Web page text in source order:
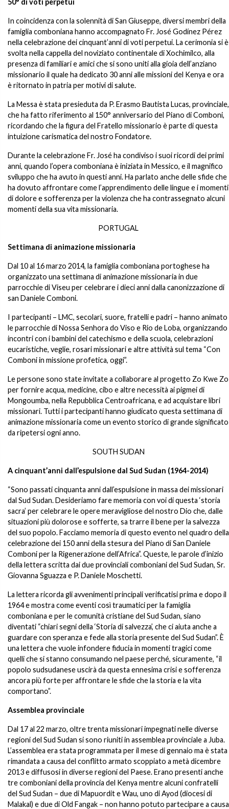
50° di voti perpetui
In coincidenza con la solennità di San Giuseppe, diversi membri della
famiglia comboniana hanno accompagnato Fr. José Godínez Pérez
nella celebrazione dei cinquant’anni di voti perpetui. La cerimonia si è
svolta nella cappella del noviziato continentale di Xochimilco, alla
presenza di familiari e amici che si sono uniti alla gioia dell’anziano
missionario il quale ha dedicato 30 anni alle missioni del Kenya e ora
è ritornato in patria per motivi di salute.
La Messa è stata presieduta da P. Erasmo Bautista Lucas, provinciale,
che ha fatto riferimento al 150° anniversario del Piano di Comboni,
ricordando che la figura del Fratello missionario è parte di questa
intuizione carismatica del nostro Fondatore.
Durante la celebrazione Fr. José ha condiviso i suoi ricordi dei primi
anni, quando l’opera comboniana è iniziata in Messico, e il magnifico
sviluppo che ha avuto in questi anni. Ha parlato anche delle sfide che
ha dovuto affrontare come l’apprendimento delle lingue e i momenti
di dolore e sofferenza per la violenza che ha contrassegnato alcuni
momenti della sua vita missionaria.
PORTUGAL
Settimana di animazione missionaria
Dal 10 al 16 marzo 2014, la famiglia comboniana portoghese ha
organizzato una settimana di animazione missionaria in due
parrocchie di Viseu per celebrare i dieci anni dalla canonizzazione di
san Daniele Comboni.
I partecipanti – LMC, secolari, suore, fratelli e padri – hanno animato
le parrocchie di Nossa Senhora do Viso e Rio de Loba, organizzando
incontri con i bambini del catechismo e della scuola, celebrazioni
eucaristiche, veglie, rosari missionari e altre attività sul tema “Con
Comboni in missione profetica, oggi”.
Le persone sono state invitate a collaborare al progetto Zo Kwe Zo
per fornire acqua, medicine, cibo e altre necessità ai pigmei di
Mongoumba, nella Repubblica Centroafricana, e ad acquistare libri
missionari. Tutti i partecipanti hanno giudicato questa settimana di
animazione missionaria come un evento storico di grande significato
da ripetersi ogni anno.
SOUTH SUDAN
A cinquant’anni dall’espulsione dal Sud Sudan (1964-2014)
“Sono passati cinquanta anni dall’espulsione in massa dei missionari
dal Sud Sudan. Desideriamo fare memoria con voi di questa ‘storia
sacra’ per celebrare le opere meravigliose del nostro Dio che, dalle
situazioni più dolorose e sofferte, sa trarre il bene per la salvezza
del suo popolo. Facciamo memoria di questo evento nel quadro della
celebrazione dei 150 anni della stesura del Piano di San Daniele
Comboni per la Rigenerazione dell’Africa”. Queste, le parole d’inizio
della lettera scritta dai due provinciali comboniani del Sud Sudan, Sr.
Giovanna Sguazza e P. Daniele Moschetti.
La lettera ricorda gli avvenimenti principali verificatisi prima e dopo il
1964 e mostra come eventi così traumatici per la famiglia
comboniana e per le comunità cristiane del Sud Sudan, siano
diventati “chiari segni della ‘Storia di salvezza’, che ci aiuta anche a
guardare con speranza e fede alla storia presente del Sud Sudan”. È
una lettera che vuole infondere fiducia in momenti tragici come
quelli che si stanno consumando nel paese perché, sicuramente, “il
popolo sudsudanese uscirà da questa ennesima crisi e sofferenza
ancora più forte per affrontare le sfide che la storia e la vita
comportano”.
Assemblea provinciale
Dal 17 al 22 marzo, oltre trenta missionari impegnati nelle diverse
regioni del Sud Sudan si sono riuniti in assemblea provinciale a Juba.
L’assemblea era stata programmata per il mese di gennaio ma è stata
rimandata a causa del conflitto armato scoppiato a metà dicembre
2013 e diffusosi in diverse regioni del Paese. Erano presenti anche
tre comboniani della provincia del Kenya mentre alcuni confratelli
del Sud Sudan – due di Mapuordit e Wau, uno di Ayod (diocesi di
Malakal) e due di Old Fangak – non hanno potuto partecipare a causa